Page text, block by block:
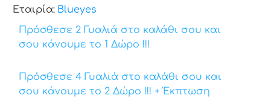
Εταιρία: Βlueyes
Πρόσθεσε 2 Γυαλιά στο καλάθι σου και
σου κάνουμε το 1 Δώρο !!!
Πρόσθεσε 4 Γυαλιά στο καλάθι σου και
σου κάνουμε το 2 Δώρο !!! + Έκπτωση